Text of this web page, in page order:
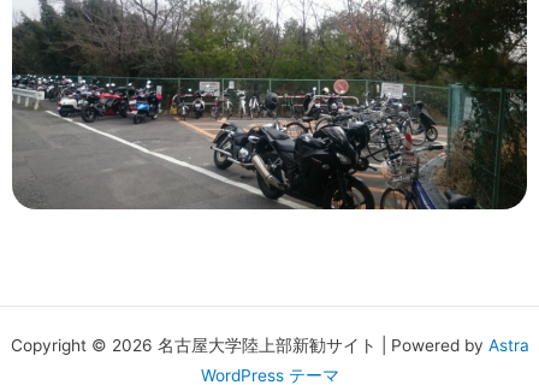
Copyright © 2026 名古屋大学陸上部新勧サイト | Powered by Astra
WordPress テーマ